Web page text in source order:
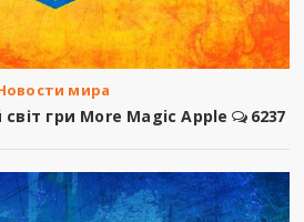
мира
гри More Magic Apple 6237